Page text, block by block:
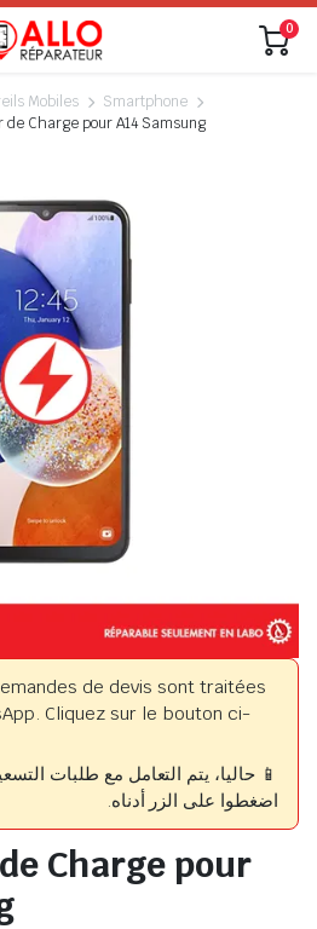
0
Mobiles
Smartphone
de Charge pour A14 Samsung
de devis sont traitées
Cliquez sur le bouton ci-
📱 حاليا، يتم التعامل مع طلبات
اضغطوا على الزر أدناه.
Charge pour